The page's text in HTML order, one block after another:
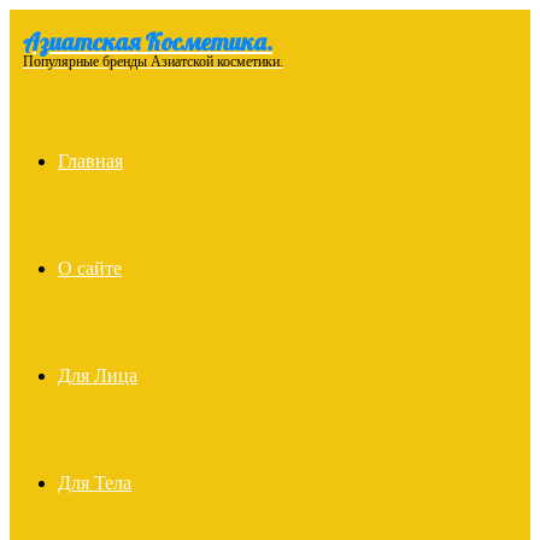
Menu
Азиатская Косметика.
Популярные бренды Азиатской косметики.
Главная
О сайте
Для Лица
Для Тела